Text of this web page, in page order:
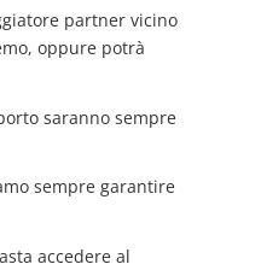
partner vicino
oppure potrà
saranno sempre
sempre garantire
accedere al